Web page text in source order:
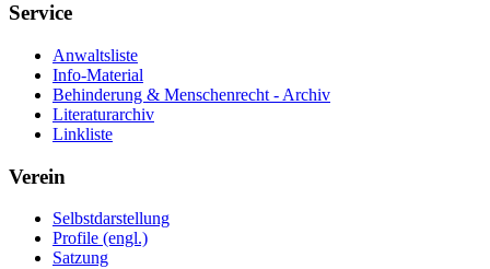
Service
Anwaltsliste
Info-Material
Behinderung & Menschenrecht - Archiv
Literaturarchiv
Linkliste
Verein
Selbstdarstellung
Profile (engl.)
Satzung